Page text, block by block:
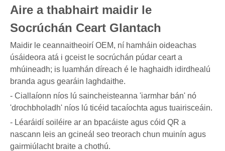
Aire a thabhairt maidir le
Socrúchán Ceart Glantach
Maidir le ceannaitheoirí OEM, ní hamháin oideachas
úsáideora atá i gceist le socrúchán púdar ceart a
mhúineadh; is luamhán díreach é le haghaidh idirdhealú
branda agus gearáin laghdaithe.
- Ciallaíonn níos lú saincheisteanna 'iarmhar bán' nó
'drochbholadh' níos lú ticéid tacaíochta agus tuairisceáin.
- Léaráidí soiléire ar an bpacáiste agus cóid QR a
nascann leis an gcineál seo treorach chun muinín agus
gairmiúlacht braite a chothú.